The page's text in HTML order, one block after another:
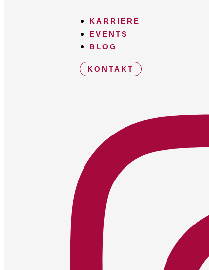
KARRIERE
EVENTS
BLOG
KONTAKT